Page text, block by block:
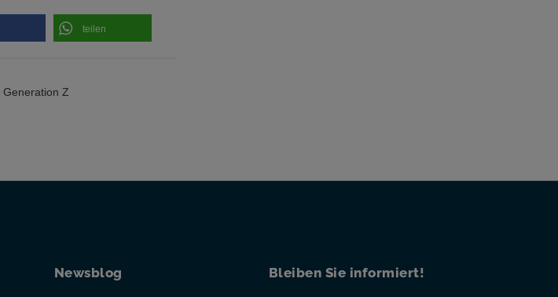
teilen
Generation Z
Newsblog Bleiben Sie informiert!